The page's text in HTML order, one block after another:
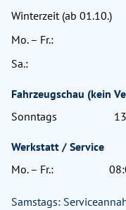
Winterzeit (ab 01.10.)
Mo. – Fr.:
Sa.:
Fahrzeugschau (kein
Sonntags
Werkstatt / Service
Mo. – Fr.:
Samstags: